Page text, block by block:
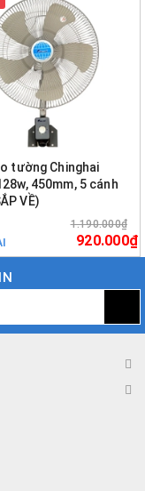
tường Chinghai
450mm, 5 cánh
VỀ)
1.190.000₫
920.000₫